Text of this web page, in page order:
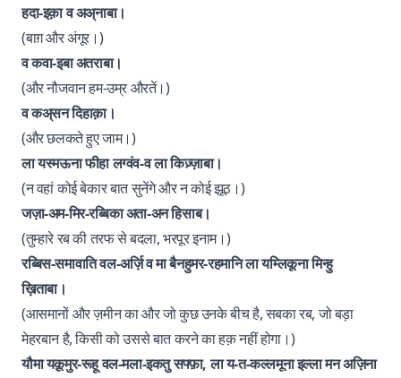
हदा-इक़ा व अअ्नाबा।
(बाग़ और अंगूर।)
व कवा-इबा अतराबा।
(और नौजवान हम-उम्र औरतें।)
व कअ्सन दिहाक़ा।
(और छलकते हुए जाम।)
ला यस्मऊना फीहा लग्वंव-व ला किज़्ज़ाबा।
(न वहां कोई बेकार बात सुनेंगे और न कोई झूठ।)
जज़ा-अम-मिर-रब्बिका अता-अन हिसाब।
(तुम्हारे रब की तरफ से बदला, भरपूर इनाम।)
रब्बिस-समावाति वल-अर्ज़ि व मा बैनहुमर-रहमानि ला यम्लिकूना मिन्हु
ख़िताबा।
(आसमानों और ज़मीन का और जो कुछ उनके बीच है, सबका रब, जो बड़ा
मेहरबान है, किसी को उससे बात करने का हक़ नहीं होगा।)
यौमा यक़ूमुर-रूहू वल-मला-इकतु सफ्फ़ा, ला य-त-कल्लमूना इल्ला मन अज़िना